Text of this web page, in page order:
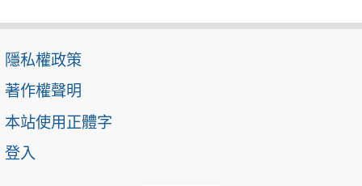
隱私權政策
著作權聲明
本站使用正體字
登入